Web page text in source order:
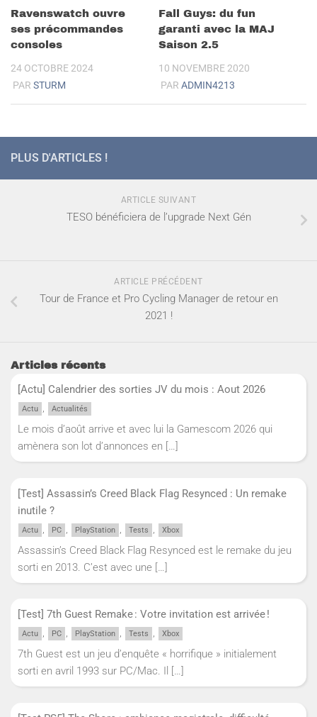
Ravenswatch ouvre
ses précommandes
consoles
24 OCTOBRE 2024
PAR STURM
Fall Guys: du fun
garanti avec la MAJ
Saison 2.5
10 NOVEMBRE 2020
PAR ADMIN4213
PLUS D'ARTICLES !
ARTICLE SUIVANT
TESO bénéficiera de l’upgrade Next Gén
ARTICLE PRÉCÉDENT
Tour de France et Pro Cycling Manager de retour en
2021 !
Articles récents
[Actu] Calendrier des sorties JV du mois : Aout 2026
Actu , Actualités
Le mois d’août arrive et avec lui la Gamescom 2026 qui
amènera son lot d’annonces en […]
[Test] Assassin’s Creed Black Flag Resynced : Un remake
inutile ?
Actu , PC , PlayStation , Tests , Xbox
Assassin’s Creed Black Flag Resynced est le remake du jeu
sorti en 2013. C’est avec une […]
[Test] 7th Guest Remake : Votre invitation est arrivée !
Actu , PC , PlayStation , Tests , Xbox
7th Guest est un jeu d’enquête « horrifique » initialement
sorti en avril 1993 sur PC/Mac. Il […]